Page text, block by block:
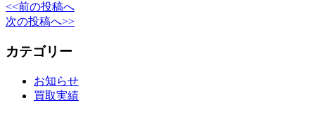
<<前の投稿へ
次の投稿へ>>
カテゴリー
お知らせ
買取実績